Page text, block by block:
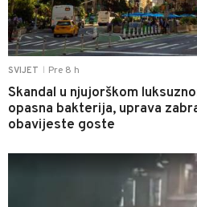
SVIJET Pre 8 h
Skandal u njujorškom
opasna bakterija, uprava
obavijeste goste